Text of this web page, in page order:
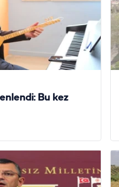
Bu kez